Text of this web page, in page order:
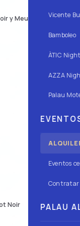
Vicente
Bamboleo
ÀTIC
AZZA
Palau
Eventos
Contratar
PALAU
y Meunier
600€
750€
200€
250€
250€
Noir